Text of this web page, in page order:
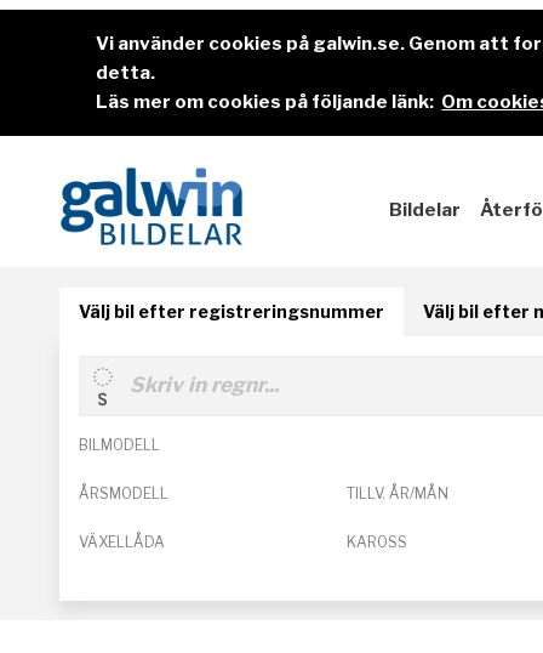
Vi använder cookies på galwin.se. Genom att
detta.
Läs mer om cookies på följande länk: Om
Bildelar
Välj bil efter registreringsnummer Välj bil efter
BILMODELL
ÅRSMODELL TILLV. ÅR/MÅN
VÄXELLÅDA KAROSS